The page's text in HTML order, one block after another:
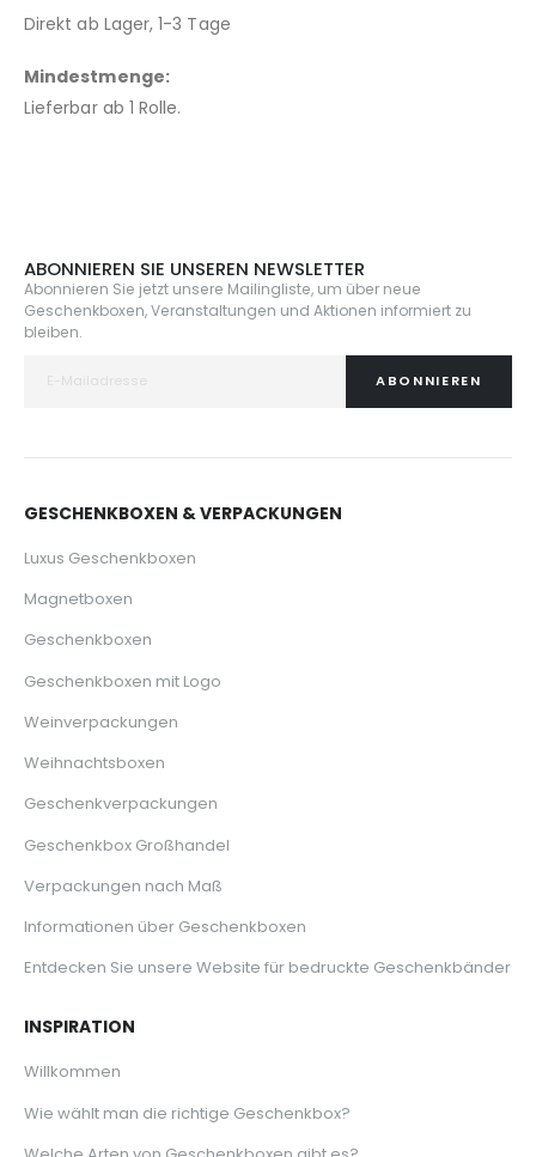
Direkt ab Lager, 1-3 Tage
Mindestmenge:
Lieferbar ab 1 Rolle.
ABONNIEREN SIE UNSEREN NEWSLETTER
Abonnieren Sie jetzt unsere Mailingliste, um über neue
Geschenkboxen, Veranstaltungen und Aktionen informiert zu
bleiben.
ABONNIEREN
GESCHENKBOXEN & VERPACKUNGEN
Luxus Geschenkboxen
Magnetboxen
Geschenkboxen
Geschenkboxen mit Logo
Weinverpackungen
Weihnachtsboxen
Geschenkverpackungen
Geschenkbox Großhandel
Verpackungen nach Maß
Informationen über Geschenkboxen
Entdecken Sie unsere Website für bedruckte Geschenkbänder
INSPIRATION
Willkommen
Wie wählt man die richtige Geschenkbox?